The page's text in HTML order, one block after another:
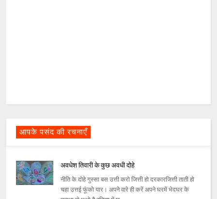
आपके पसंद की रचनाएँ
अवधेश तिवारी के कुछ अवधी दोहे
नीति के दोहे गुस्सा बस उत्ती करो जित्ती हो दरकारजित्ती ताती हो
चहा उत्तई फूंको यार। अपने वारे ही करें अपने घरमें भेदघर के